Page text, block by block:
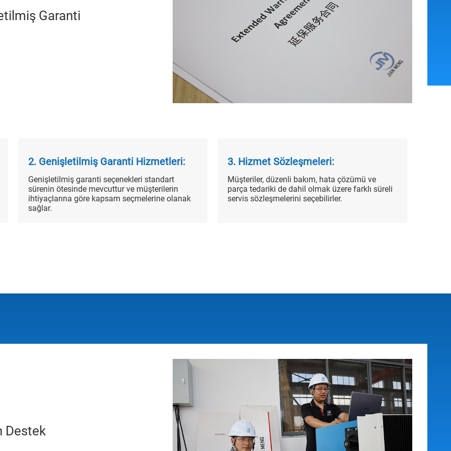
Garanti
2. Genişletilmiş Garanti Hizmetleri:
Genişletilmiş garanti seçenekleri standart
sürenin ötesinde mevcuttur ve müşterilerin
ihtiyaçlarına göre kapsam seçmelerine olanak
sağlar.
3. Hizmet Sözleşmeleri:
Müşteriler, düzenli bakım, hata çözümü ve
parça tedariki de dahil olmak üzere farklı süreli
servis sözleşmelerini seçebilirler.
Destek